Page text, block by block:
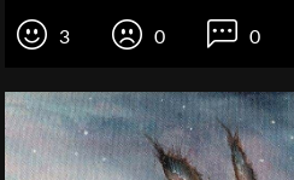
3 0 0